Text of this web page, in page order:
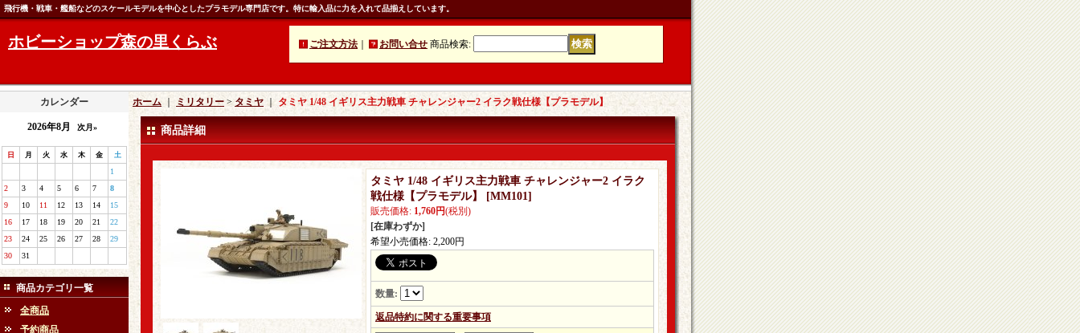
飛行機・戦車・艦船などのスケールモデルを中心としたプラモデル専門店です。特に輸入品に力を入れて品揃えしています。
ホビーショップ森の里くらぶ ご注文方法 お問い合せ 商品検索:
カレンダー
2026年8月 次月»
日 月 火 水 木 金 土
1
2
3 4 5 6 7
8
9
10 11 12 13 14
15
16
17 18 19 20 21
22
23
24 25 26 27 28
29
30
31
商品カテゴリ一覧
全商品
予約商品
ホーム ミリタリー > タミヤ ｜ タミヤ 1/48 イギリス主力戦車 チャレンジャー2 イラク戦仕様【プラモデル】
商品詳細
タミヤ 1/48 イギリス主力戦車 チャレンジャー2 イラク
戦仕様【プラモデル】
[MM101]
販売価格: 1,760円(税別)
[在庫わずか]
希望小売価格: 2,200円
数量:
返品特約に関する重要事項